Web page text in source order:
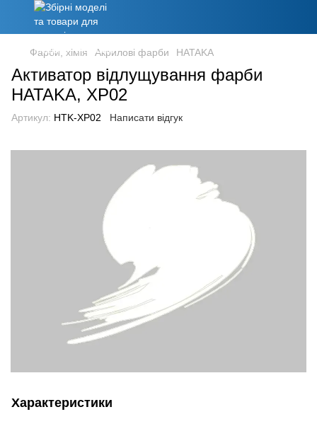
Фарби, хімія Акрилові фарби HATAKA
Активатор відлущування фарби
HATAKA, XP02
Артикул: HTK-XP02 Написати відгук
Характеристики